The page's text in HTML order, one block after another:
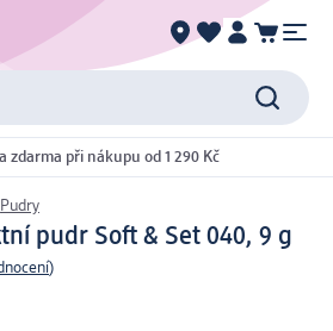
zdarma při nákupu od 1 290 Kč
Pudry
pudr Soft & Set 040, 9 g
)